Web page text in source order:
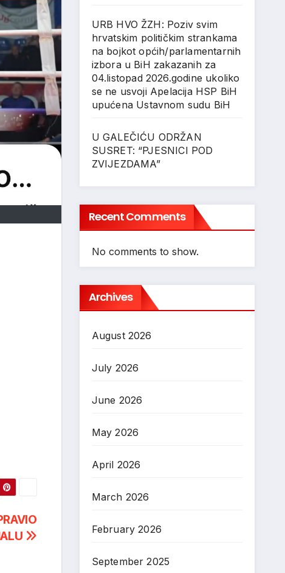
URB HVO ŽZH: Poziv svim
hrvatskim političkim strankama
na bojkot općih/parlamentarnih
izbora u BiH zakazanih za
04.listopad 2026.godine ukoliko
se ne usvoji Apelacija HSP BiH
upućena Ustavnom sudu BiH
U GALEČIĆU ODRŽAN
SUSRET: “PJESNICI POD
ZVIJEZDAMA”
Recent Comments
No comments to show.
Archives
August 2026
July 2026
June 2026
May 2026
April 2026
March 2026
February 2026
September 2025